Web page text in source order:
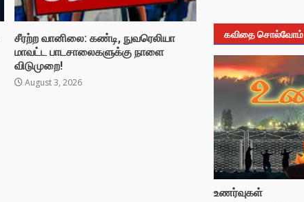
சீரற்ற வானிலை: கண்டி, நுவரெலியா
மாவட்ட பாடசாலைகளுக்கு நாளை
விடுமுறை!
August 3, 2026
கவிதை சொல்வோம்
உணர்வுகள்